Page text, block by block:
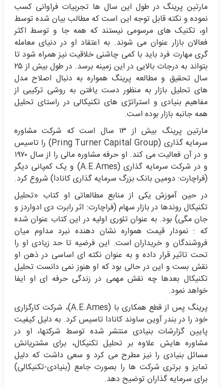
مارتین پرینگ در طول این سال ها تجربیات فراوانی کسب
نموده و نکته قابل توجه این است که مطالب بیان شده توسط
او، تکنیک های مرسومی نیستند که همه جا و توسط اکثر
فعالان بازار عنوان می شوند. به اعتقاد او در دنیای معامله
گری مهارت فرد باید با کمی چاشنی خلاقیت نیز همراه شود تا
بتواند به درجات بالایی در این زمینه برسد. در طول بیش از ۲۵
سال تحقیق و مطالعه پرینگ همواره به دنبال اصلاح مدل
های تحلیل بازار به منظور دست یافتن به روشی ترکیبی از
مفاهیم بنیادی و استراتژی های تکنیکالی در راستای تحلیل
همه جانبه بازار بوده است.
مارتین پرینگ بیش از ۱۳ سال است که شرکت مشاوره
سرمایه گذاری (Pring Turner Capital Group) را تاسیس
و در آن فعالیت می کند. او حرفه مشاوره مالی را از سال ۱۹۷۰
و در شرکت سرمایه گذاری (A.E.Ames) و یک کمپانی دیگر
(فراچارت: دومین بانک بزرگ سرمایه گذاری کانادا) شروع کرد.
در حین آموزش یکی از منابع مطالعاتی او کتاب «تحلیل
تکنیکال روندها در بازار سهام (فراچارت: اثر رابرت دی ادواردز و
جان مگی) بود. به عنوان تئوری اولیه در این کتاب عنوان شده
که : نمودار قیمت همواره نشان دهنده نبرد مداوم میان
فروشندگان و خریداران است. این فرضیه تا حد زیادی او را
تحت تاثیر قرار داده و به عنوان نکته ای اساسی در ذهن او
نقش بست و این در حالی بود که او هنوز نمی دانست تحلیل
تکنیکال بعدها چه نقش مهمی در زندگی حرفه ای او ایفا
خواهد نمود.
پرینگ پس از قطع همکاری با (A.E.Ames)، شرکت کارگزاری
خود را در بندر آوین ساوند کانادا تاسیس کرد. به دلیل کیفیت
پایین گزارشات بنیادی منتشر شده توسط شرکتها، او در
مشاوره هایش علاوه بر تحلیل تکنیکال، برای مشتریانش
مسائل بنیادی را نیز مطرح می کرد و سعی داشت که دلیل
تمایز و برتری شرکت ها را بصورت جامع (بنیادی-تکنیکالی)
برای سرمایه گذاران توضیح دهد.